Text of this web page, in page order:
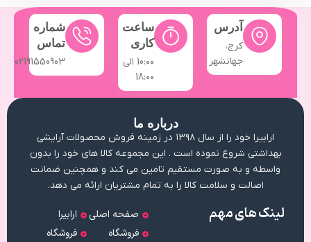
آدرس
کرج،
جهانشهر
ساعت
کاری
10:۰۰ الی
18:۰۰
شماره
تماس
02191550903
لینک های مهم
صفحه اصلی
فروشگاه
ارابیرا
فروشگاه
درباره ما
ارابیرا خود را از سال ۱۳۹۸ در زمینه فروش محصولات آرایشی
بهداشتی شروع نموده است . این مجموعه کالا های خود را بدون
واسطه و به صورت مستقیم تامین می کند و همچنین ضمانت
اصالت و سلامت کالا را به تمام مشتریان ارائه می دهد.